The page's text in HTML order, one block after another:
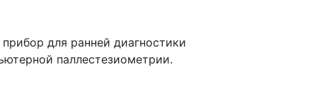
для ранней диагностики
паллестезиометрии.